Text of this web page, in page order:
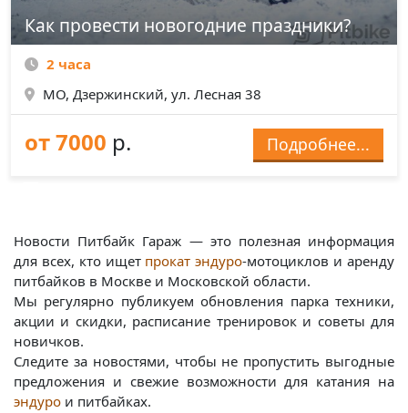
Как провести новогодние праздники?
2 часа
МО, Дзержинский, ул. Лесная 38
от 7000 р. Подробнее...
Новости Питбайк Гараж — это полезная информация
для всех, кто ищет прокат эндуро-мотоциклов и аренду
питбайков в Москве и Московской области.
Мы регулярно публикуем обновления парка техники,
акции и скидки, расписание тренировок и советы для
новичков.
Следите за новостями, чтобы не пропустить выгодные
предложения и свежие возможности для катания на
эндуро и питбайках.